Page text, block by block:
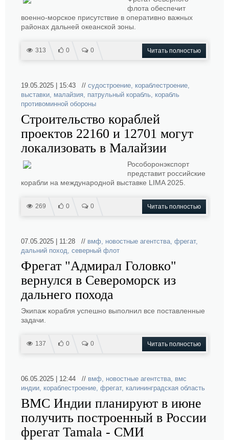
флота обеспечит
военно-морское присутствие в оперативно важных
районах дальней океанской зоны.
313 0 0 Читать полностью
19.05.2025 | 15:43 // судостроение, кораблестроение,
выставки, малайзия, патрульный корабль, корабль
противоминной обороны
Строительство кораблей
проектов 22160 и 12701 могут
локализовать в Малайзии
Рособоронэкспорт
представит российские
корабли на международной выставке LIMA 2025.
269 0 0 Читать полностью
07.05.2025 | 11:28 // вмф, новостные агентства, фрегат,
дальний поход, северный флот
Фрегат "Адмирал Головко"
вернулся в Североморск из
дальнего похода
Экипаж корабля успешно выполнил все поставленные
задачи.
137 0 0 Читать полностью
06.05.2025 | 12:44 // вмф, новостные агентства, вмс
индии, кораблестроение, фрегат, калининградская область
ВМС Индии планируют в июне
получить построенный в России
фрегат Tamala - СМИ